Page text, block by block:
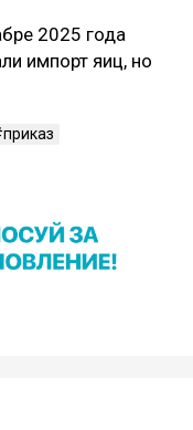
2025 года
импорт яиц, но
приказ